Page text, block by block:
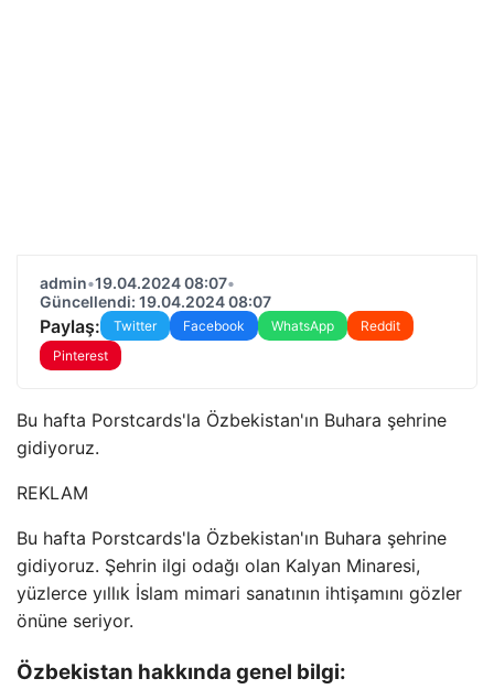
admin•19.04.2024 08:07•
Güncellendi: 19.04.2024 08:07
Paylaş: Twitter Facebook WhatsApp
Reddit
Pinterest
Bu hafta Porstcards'la Özbekistan'ın Buhara şehrine
gidiyoruz.
REKLAM
Bu hafta Porstcards'la Özbekistan'ın Buhara şehrine
gidiyoruz. Şehrin ilgi odağı olan Kalyan Minaresi,
yüzlerce yıllık İslam mimari sanatının ihtişamını gözler
önüne seriyor.
Özbekistan hakkında genel bilgi: